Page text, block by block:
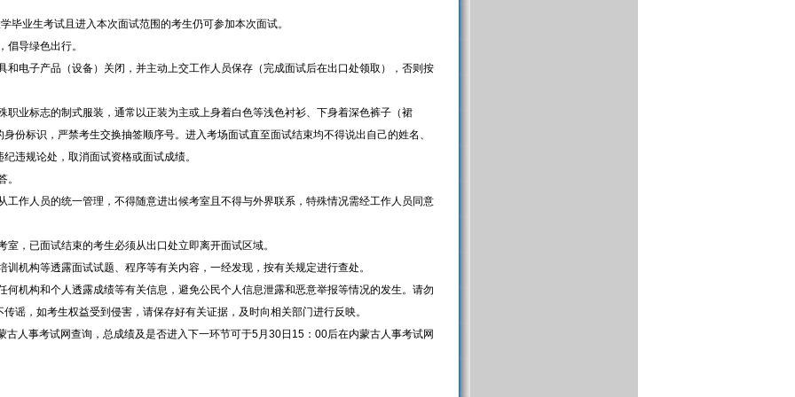
业生考试且进入本次面试范围的考生仍可参加本次面试。
导绿色出行。
电子产品（设备）关闭，并主动上交工作人员保存（完成面试后在出口处领取），否则按
业标志的制式服装，通常以正装为主或上身着白色等浅色衬衫、下身着深色裤子（裙
份标识，严禁考生交换抽签顺序号。进入考场面试直至面试结束均不得说出自己的姓名、
违规论处，取消面试资格或面试成绩。
作人员的统一管理，不得随意进出候考室且不得与外界联系，特殊情况需经工作人员同意
，已面试结束的考生必须从出口处立即离开面试区域。
构等透露面试试题、程序等有关内容，一经发现，按有关规定进行查处。
机构和个人透露成绩等有关信息，避免公民个人信息泄露和恶意举报等情况的发生。请勿
谣，如考生权益受到侵害，请保存好有关证据，及时向相关部门进行反映。
事考试网查询，总成绩及是否进入下一环节可于5月30日15：00后在内蒙古人事考试网